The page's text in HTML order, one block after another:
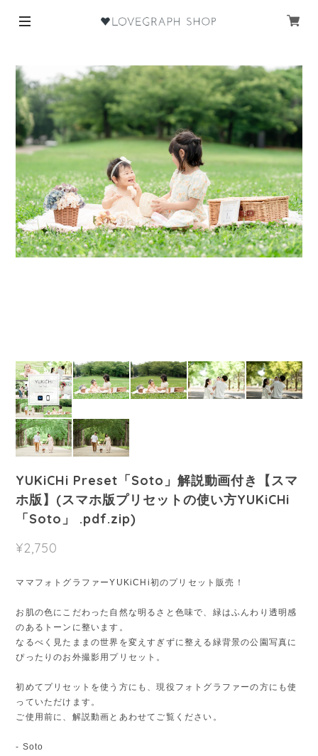
YUKiCHi Preset「Soto」解説動画付き【スマ
ホ版】(スマホ版プリセットの使い方YUKiCHi
「Soto」 .pdf.zip)
¥2,750
ママフォトグラファーYUKiCHi初のプリセット販売！
お肌の色にこだわった自然な明るさと色味で、緑はふんわり透明感
のあるトーンに整います。
なるべく見たままの世界を変えすぎずに整える緑背景の公園写真に
ぴったりのお外撮影用プリセット。
初めてプリセットを使う方にも、現役フォトグラファーの方にも使
っていただけます。
ご使用前に、解説動画とあわせてご覧ください。
- Soto